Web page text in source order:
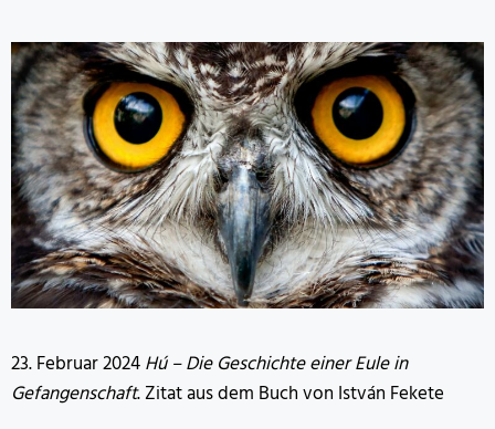
23. Februar 2024Hú – Die Geschichte einer Eule in
Gefangenschaft. Zitat aus dem Buch von István Fekete